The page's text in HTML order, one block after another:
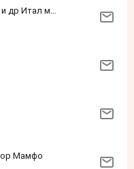
Лиля(Ману,Моннализа,Чоби и др Итал марки
Мамфо